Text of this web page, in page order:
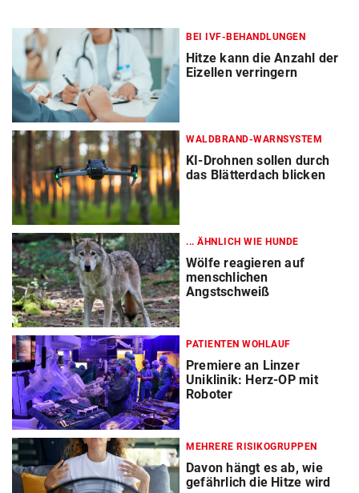
BEI IVF-BEHANDLUNGEN
Hitze kann die Anzahl der
Eizellen verringern
WALDBRAND-WARNSYSTEM
KI-Drohnen sollen durch
das Blätterdach blicken
... ÄHNLICH WIE HUNDE
Wölfe reagieren auf
menschlichen
Angstschweiß
PATIENTEN WOHLAUF
Premiere an Linzer
Uniklinik: Herz-OP mit
Roboter
MEHRERE RISIKOGRUPPEN
Davon hängt es ab, wie
gefährlich die Hitze wird